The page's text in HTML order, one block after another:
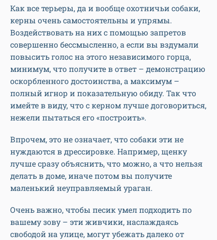
Как все терьеры, да и вообще охотничьи собаки,
керны очень самостоятельны и упрямы.
Воздействовать на них с помощью запретов
совершенно бессмысленно, а если вы вздумали
повысить голос на этого независимого горца,
минимум, что получите в ответ – демонстрацию
оскорбленного достоинства, а максимум –
полный игнор и показательную обиду. Так что
имейте в виду, что с керном лучше договориться,
нежели пытаться его «построить».
Впрочем, это не означает, что собаки эти не
нуждаются в дрессировке. Например, щенку
лучше сразу объяснить, что можно, а что нельзя
делать в доме, иначе потом вы получите
маленький неуправляемый ураган.
Очень важно, чтобы песик умел подходить по
вашему зову – эти живчики, наслаждаясь
свободой на улице, могут убежать далеко от